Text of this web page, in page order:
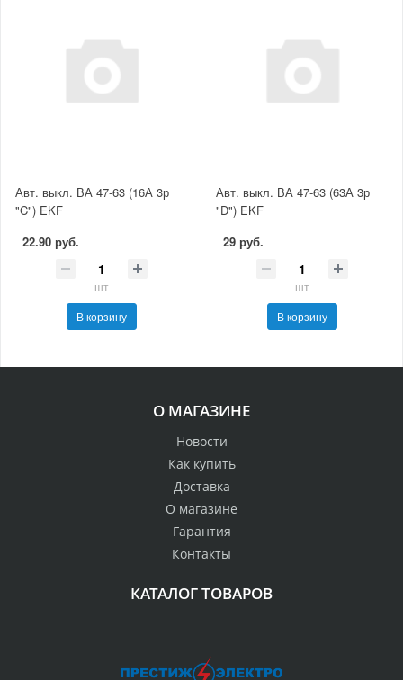
Авт. выкл. ВА 47-63 (16А 3р
"C") EKF
22.90 руб.
шт
В корзину
Авт. выкл. ВА 47-63 (63А 3р
"D") EKF
29 руб.
шт
В корзину
О МАГАЗИНЕ
Новости
Как купить
Доставка
О магазине
Гарантия
Контакты
КАТАЛОГ ТОВАРОВ